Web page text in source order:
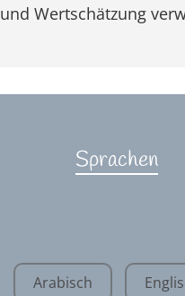
und Wertschätzung
Sprachen
Arabisch